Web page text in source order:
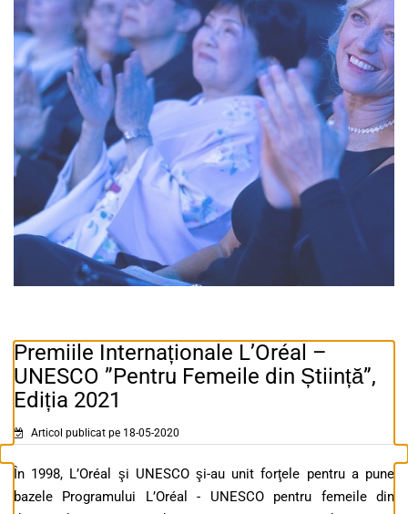
Premiile Internaționale L’Oréal –
UNESCO ”Pentru Femeile din Știință”,
Ediția 2021
Articol publicat pe 18-05-2020
În 1998, L’Oréal şi UNESCO şi-au unit forţele pentru a pune
bazele Programului L’Oréal - UNESCO pentru femeile din